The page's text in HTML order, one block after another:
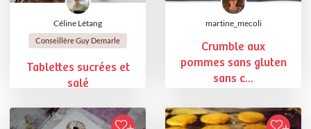
Céline Létang
Conseillère Guy Demarle
Tablettes sucrées et
salé
martine_mecoli
Crumble aux
pommes sans gluten
sans c...